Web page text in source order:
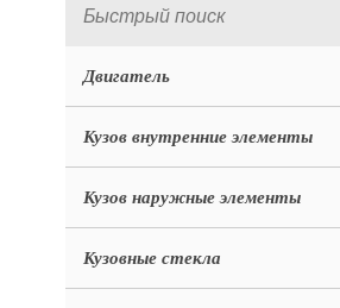
Двигатель
Кузов внутренние элементы
Кузов наружные элементы
Кузовные стекла